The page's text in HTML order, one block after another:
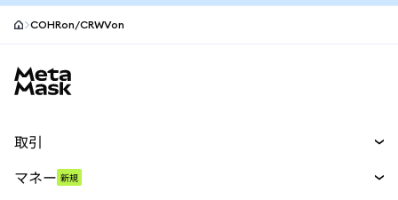
COHRon/CRWVon
取引
マネー 新規